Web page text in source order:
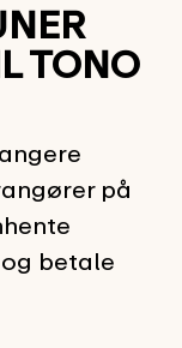
TONO
på
betale